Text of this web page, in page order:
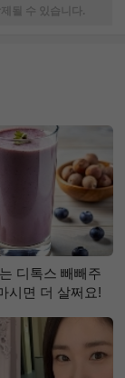
될 수 있습니다.
디톡스 빼빼주
시면 더 살쩌요!